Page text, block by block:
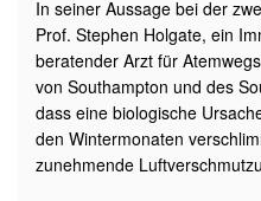
In seiner Aussage bei der
Prof. Stephen Holgate, ein
beratender Arzt für
von Southampton und des
dass eine biologische
den Wintermonaten
zunehmende